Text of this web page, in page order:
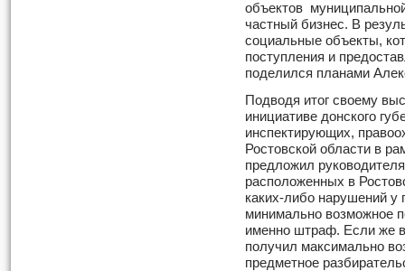
объектов
частный бизнес. В
социальные объекты,
поступления и
поделился планами
Подводя итог своему
инициативе донского
инспектирующих,
Ростовской области в
предложил
расположенных в
каких-либо нарушений у
минимально возможное
именно штраф. Если же
получил максимально
предметное